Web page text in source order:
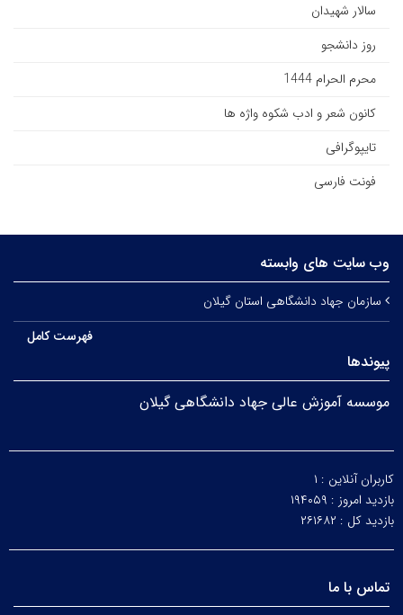
سالار شهیدان
روز دانشجو
محرم الحرام 1444
کانون شعر و ادب شکوه واژه ها
تایپوگرافی
فونت فارسی
وب سایت های وابسته
سازمان جهاد دانشگاهی استان گیلان
فهرست کامل
پیوندها
موسسه آموزش عالی جهاد دانشگاهی گیلان
کاربران آنلاین : ۱
بازدید امروز : ۱۹۴۰۵۹
بازدید کل : ۲۶۱۶۸۲
تماس با ما